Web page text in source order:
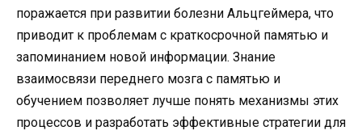
поражается при развитии болезни Альцгеймера, что
приводит к проблемам с краткосрочной памятью и
запоминанием новой информации. Знание
взаимосвязи переднего мозга с памятью и
обучением позволяет лучше понять механизмы этих
процессов и разработать эффективные стратегии для